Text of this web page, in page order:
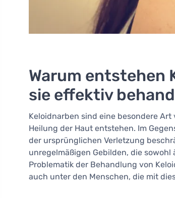
Warum entstehen
sie effektiv
Keloidnarben sind eine besondere Art
Heilung der Haut entstehen. Im
der ursprünglichen Verletzung
unregelmäßigen Gebilden, die
Problematik der Behandlung von
auch unter den Menschen, die mit